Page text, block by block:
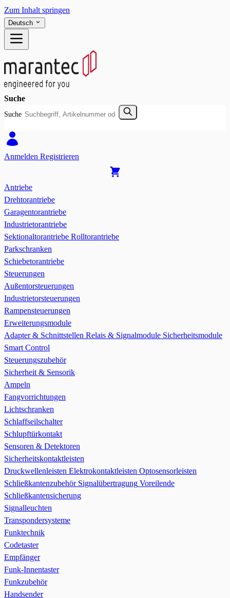
Zum Inhalt springen
Deutsch
Suche
Suche
Anmelden Registrieren
Antriebe
Drehtorantriebe
Garagentorantriebe
Industrietorantriebe
Sektionaltorantriebe Rolltorantriebe
Parkschranken
Schiebetorantriebe
Steuerungen
Außentorsteuerungen
Industrietorsteuerungen
Rampensteuerungen
Erweiterungsmodule
Adapter & Schnittstellen Relais & Signalmodule Sicherheitsmodule
Smart Control
Steuerungszubehör
Sicherheit & Sensorik
Ampeln
Fangvorrichtungen
Lichtschranken
Schlaffseilschalter
Schlupftürkontakt
Sensoren & Detektoren
Sicherheitskontaktleisten
Druckwellenleisten Elektrokontaktleisten Optosensorleisten
Schließkantenzubehör Signalübertragung Voreilende
Schließkantensicherung
Signalleuchten
Transpondersysteme
Funktechnik
Codetaster
Empfänger
Funk-Innentaster
Funkzubehör
Handsender